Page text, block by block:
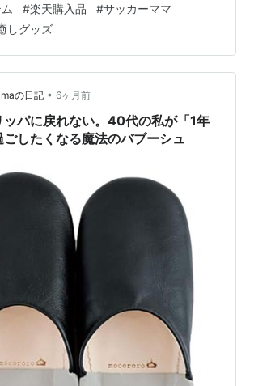
いる私たちママこそ、ちょっとした『ご
んじゃないかなって。 『これがあるか
張れる！』 そんな風に思えるアイテムが
で、サカママライフはもっと楽しく、軽
。 セール終了まであと数時間。 最後は家
く、『自分のため』に…
#楽天購入品 #サッカーママ
しグッズ
の日記 • 6ヶ月前
ッパに戻れない。40代の私が「1年
したくなる魔法のバブーシュ